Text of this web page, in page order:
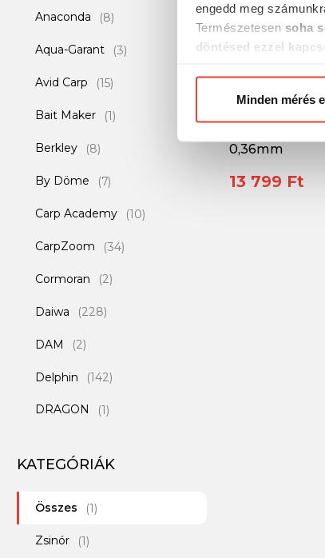
engedd meg
Természetesen soha
döntésed ezzel
Minden mérés
Anaconda (8)
Aqua-Garant (3)
Avid Carp (15)
Bait Maker (1)
Berkley (8)
By Döme (7)
Carp Academy (10)
CarpZoom (34)
Cormoran (2)
Daiwa (228)
DAM (2)
Delphin (142)
DRAGON (1)
Frenetic (9)
Garmin (8)
KATEGÓRIÁK
Összes (1)
Zsinór (1)
0,36mm
13 799 Ft